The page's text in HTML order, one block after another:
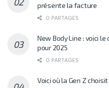
présente la facture
0 PARTAGES
New Body Line : voici
pour 2025
0 PARTAGES
Voici où la Gen Z